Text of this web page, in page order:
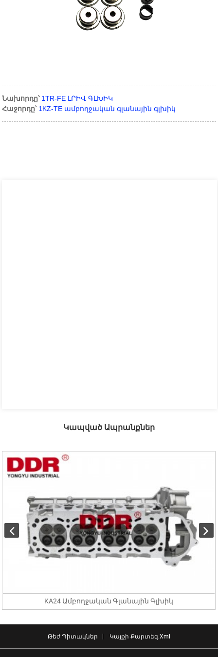
Նախորդը՝ 1TR-FE ԼՐԻՎ ԳԼԽԻԿ
Հաջորդը՝ 1KZ-TE ամբողջական գլանային գլխիկ
Կապված Ապրանքներ
KA24 Ամբողջական Գլանային Գլխիկ
Թեժ Պիտակներ Կայքի Քարտեզ.xml